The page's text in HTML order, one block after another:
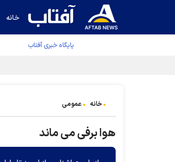
خانه
پایگاه خبری آفتاب
خانه عمومی
هوا برفی می ماند